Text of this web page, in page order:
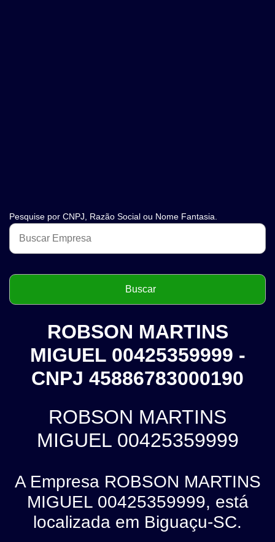
Pesquise por CNPJ, Razão Social ou Nome Fantasia.
ROBSON MARTINS
MIGUEL 00425359999 -
CNPJ 45886783000190
ROBSON MARTINS
MIGUEL 00425359999
A Empresa ROBSON MARTINS
MIGUEL 00425359999, está
localizada em Biguaçu-SC.